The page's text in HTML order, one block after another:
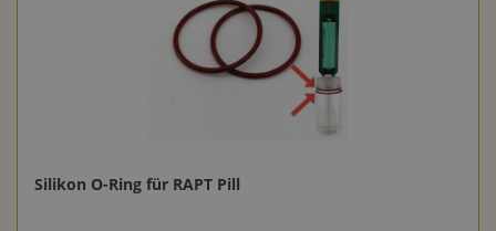
Silikon O-Ring für RAPT Pill